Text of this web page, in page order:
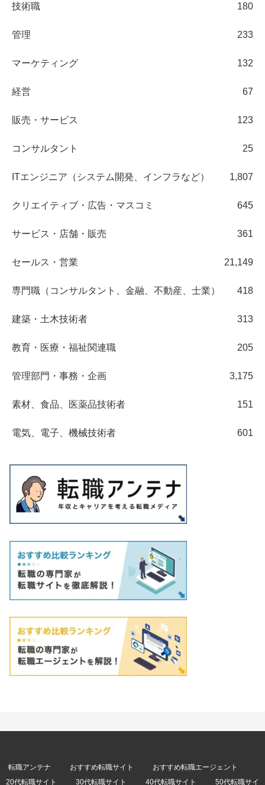
技術職 180
管理 233
マーケティング 132
経営 67
販売・サービス 123
コンサルタント 25
ITエンジニア（システム開発、インフラなど） 1,807
クリエイティブ・広告・マスコミ 645
サービス・店舗・販売 361
セールス・営業 21,149
専門職（コンサルタント、金融、不動産、士業） 418
建築・土木技術者 313
教育・医療・福祉関連職 205
管理部門・事務・企画 3,175
素材、食品、医薬品技術者 151
電気、電子、機械技術者 601
転職アンテナ おすすめ転職サイト
おすすめ転職エージェント
20代転職サイト
30代転職サイト 40代転職サイト 50代転職サイ